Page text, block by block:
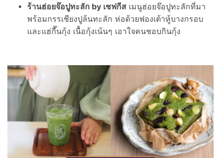
ร้านฮ่อยจ๊อปูทะลัก by เชฟกีส เมนูฮ่อยจ๊อปูทะลักที่มา
พร้อมกรรเชียงปูล้นทะลัก ห่อด้วยฟองเต้าหู้บางกรอบ
และแฮ่กื๊นกุ้ง เนื้อกุ้งเน้นๆ เอาใจคนชอบกินกุ้ง